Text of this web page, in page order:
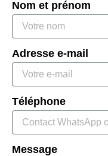
Nom et prénom
Adresse e-mail
Téléphone
Message